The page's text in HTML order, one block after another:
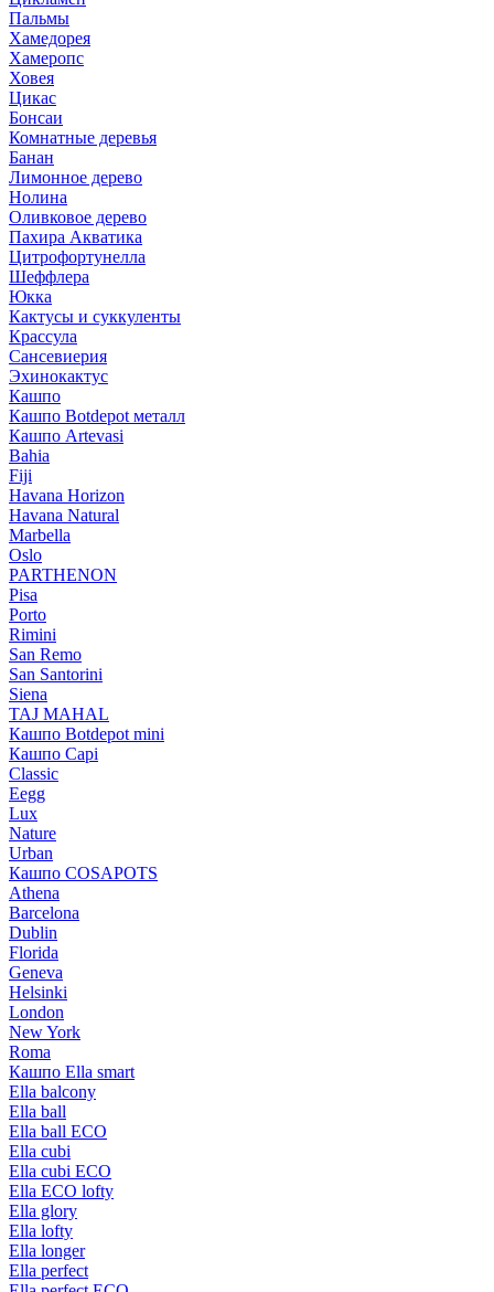
Пальмы
Хамедорея
Хамеропс
Ховея
Цикас
Бонсаи
Комнатные деревья
Банан
Лимонное дерево
Нолина
Оливковое дерево
Пахира Акватика
Цитрофортунелла
Шеффлера
Юкка
Кактусы и суккуленты
Крассула
Сансевиерия
Эхинокактус
Кашпо
Кашпо Botdepot металл
Кашпо Artevasi
Bahia
Fiji
Havana Horizon
Havana Natural
Marbella
Oslo
PARTHENON
Pisa
Porto
Rimini
San Remo
San Santorini
Siena
TAJ MAHAL
Кашпо Botdepot mini
Кашпо Capi
Classic
Eegg
Lux
Nature
Urban
Кашпо COSAPOTS
Athena
Barcelona
Dublin
Florida
Geneva
Helsinki
London
New York
Roma
Кашпо Ella smart
Ella balcony
Ella ball
Ella ball ECO
Ella cubi
Ella cubi ECO
Ella ECO lofty
Ella glory
Ella lofty
Ella longer
Ella perfect